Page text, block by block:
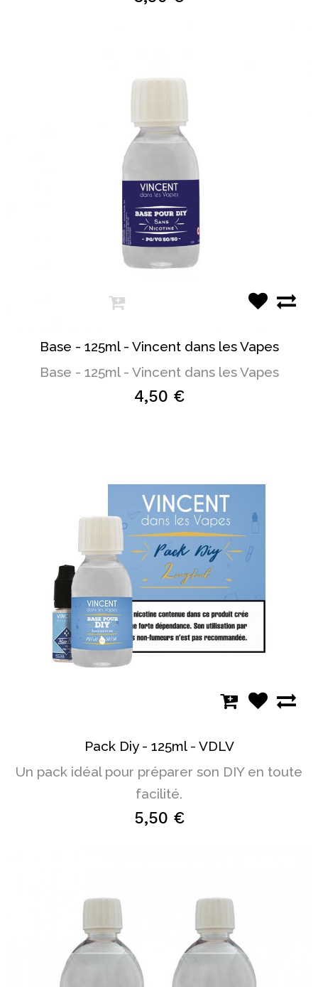
Base - 125ml - Vincent dans les Vapes
Base - 125ml - Vincent dans les Vapes
4,50 €
Pack Diy - 125ml - VDLV
Un pack idéal pour préparer son DIY en toute
facilité.
5,50 €